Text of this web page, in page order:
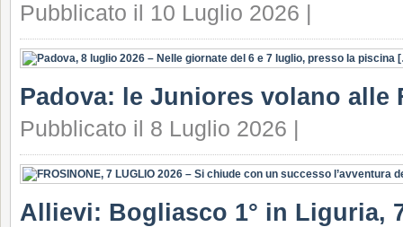
Pubblicato il 10 Luglio 2026 |
Padova: le Juniores volano alle
Pubblicato il 8 Luglio 2026 |
Allievi: Bogliasco 1° in Liguria,